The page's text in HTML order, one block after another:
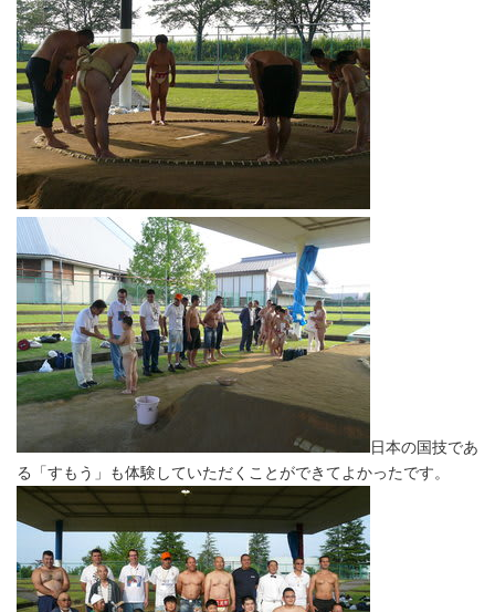
日本の国技であ
る「すもう」も体験していただくことができてよかったです。